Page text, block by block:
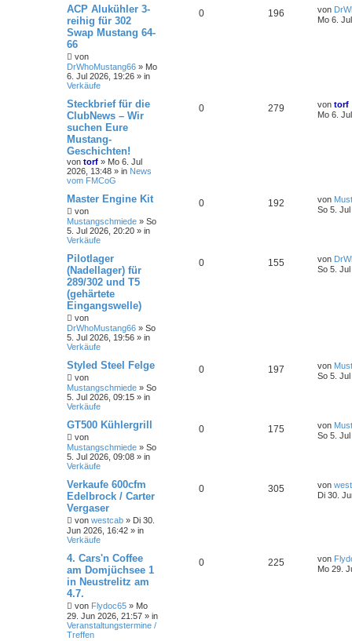
ACP Alukühler 3-
reihig für 302
Swap Mustang 64-
66
von
DrWhoMustang66 » Mo
6. Jul 2026, 19:26 » in
Verkäufe
0 196 von
Mo 6.
Steckbrief für die
ClubNews – Wir
suchen Eure
Mustang-
Geschichten!
von torf » Mo 6. Jul
2026, 13:48 » in News
vom FMCoG
0 279 von torf
Mo 6.
Master Engine Kit
von
Mustangschmiede » So
5. Jul 2026, 20:20 » in
Verkäufe
0 192 von
So 5.
Pilotlager
(Nadellager) für
289/302 und T5
(gehärtete
Eingangswelle)
von
DrWhoMustang66 » So
5. Jul 2026, 19:56 » in
Verkäufe
0 155 von
So 5.
Styled Steel Felge
von
Mustangschmiede » So
5. Jul 2026, 09:15 » in
Verkäufe
0 197 von
So 5.
GT500 Kühlergrill
von
Mustangschmiede » So
5. Jul 2026, 09:08 » in
Verkäufe
0 175 von
So 5.
Verkaufe 600cfm
Edelbrock / Carter
Vergaser
von westcab » Di 30.
Jun 2026, 16:42 » in
Verkäufe
0 305 von
Di 30.
4. Cars'n Coffee
am Domjüchsee 1
in Neustrelitz am
4.7.
von Flydoc65 » Mo
29. Jun 2026, 21:57 » in
Veranstaltungstermine /
Treffen
0 225 von
Mo 29.